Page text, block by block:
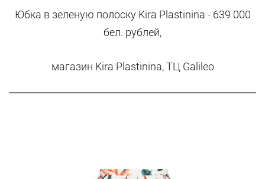
Юбка в зеленую полоску Kira Plastinina - 639 000
бел. рублей,
магазин Kira Plastinina, ТЦ Galileo